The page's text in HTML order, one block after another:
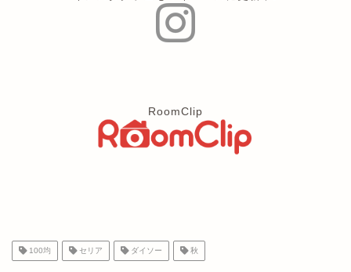
RoomClip
100均 セリア ダイソー 秋